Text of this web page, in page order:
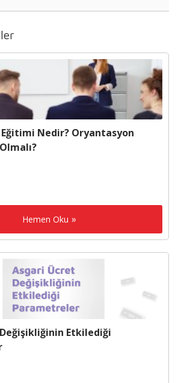
Nedir? Oryantasyon
Hemen Oku
Etkilediği